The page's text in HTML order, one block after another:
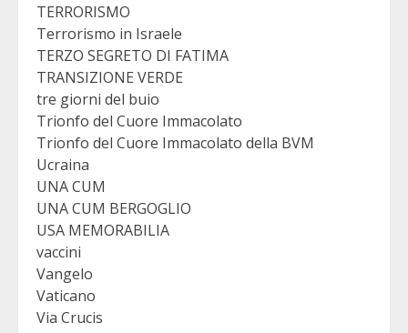
TERRORISMO
Terrorismo in Israele
TERZO SEGRETO DI FATIMA
TRANSIZIONE VERDE
tre giorni del buio
Trionfo del Cuore Immacolato
Trionfo del Cuore Immacolato della BVM
Ucraina
UNA CUM
UNA CUM BERGOGLIO
USA MEMORABILIA
vaccini
Vangelo
Vaticano
Via Crucis